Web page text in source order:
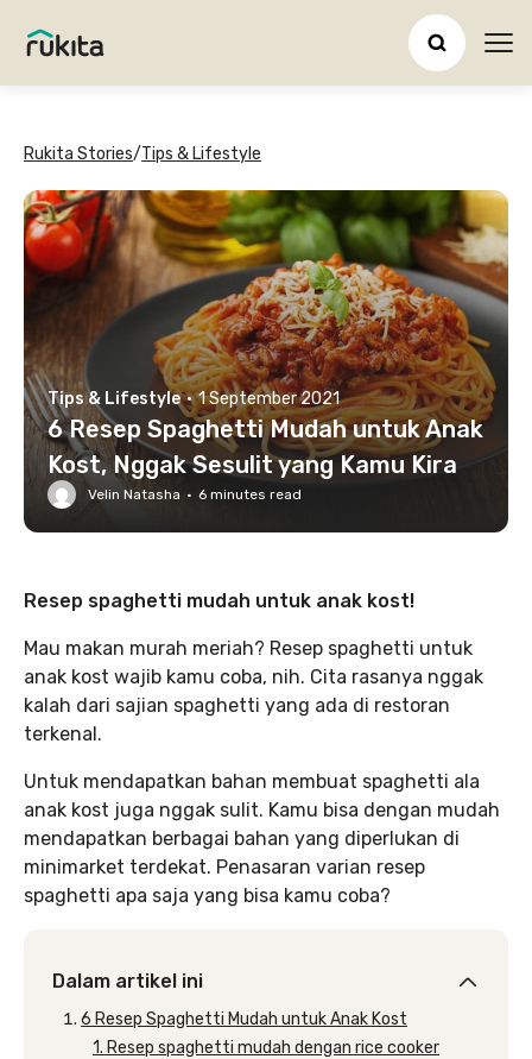
Rukita Stories/Tips & Lifestyle
Tips & Lifestyle · 1 September 2021
6 Resep Spaghetti Mudah untuk Anak
Kost, Nggak Sesulit yang Kamu Kira
Velin Natasha · 6 minutes read
Resep spaghetti mudah untuk anak kost!
Mau makan murah meriah? Resep spaghetti untuk
anak kost wajib kamu coba, nih. Cita rasanya nggak
kalah dari sajian spaghetti yang ada di restoran
terkenal.
Untuk mendapatkan bahan membuat spaghetti ala
anak kost juga nggak sulit. Kamu bisa dengan mudah
mendapatkan berbagai bahan yang diperlukan di
minimarket terdekat. Penasaran varian resep
spaghetti apa saja yang bisa kamu coba?
Dalam artikel ini
6 Resep Spaghetti Mudah untuk Anak Kost
1. Resep spaghetti mudah dengan rice cooker